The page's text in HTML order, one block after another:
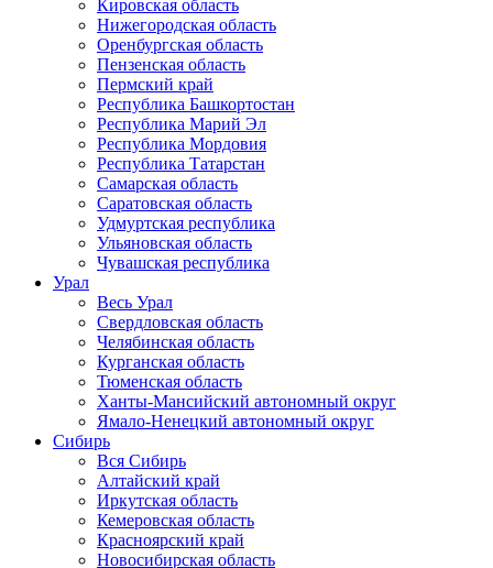
Кировская область
Нижегородская область
Оренбургская область
Пензенская область
Пермский край
Республика Башкортостан
Республика Марий Эл
Республика Мордовия
Республика Татарстан
Самарская область
Саратовская область
Удмуртская республика
Ульяновская область
Чувашская республика
Урал
Весь Урал
Свердловская область
Челябинская область
Курганская область
Тюменская область
Ханты-Мансийский автономный округ
Ямало-Ненецкий автономный округ
Сибирь
Вся Сибирь
Алтайский край
Иркутская область
Кемеровская область
Красноярский край
Новосибирская область